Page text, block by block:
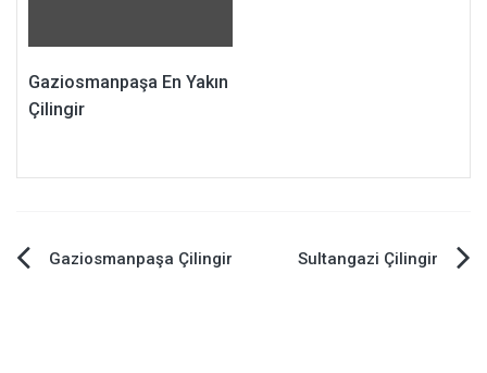
Gaziosmanpaşa En Yakın
Çilingir
YazıGaziosmanpaşa Çilingir Sultangazi Çilingir